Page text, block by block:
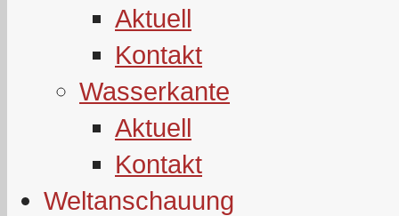
Aktuell
Kontakt
Wasserkante
Aktuell
Kontakt
Weltanschauung